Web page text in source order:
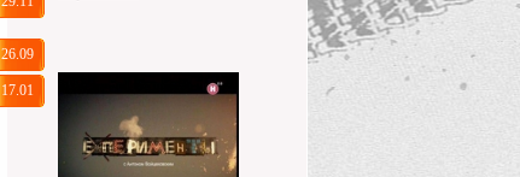
26.09
17.01